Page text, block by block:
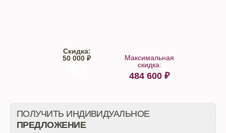
Скидка:
50 000 ₽
Максимальная
скидка:
484 600 ₽
ПОЛУЧИТЬ ИНДИВИДУАЛЬНОЕ
ПРЕДЛОЖЕНИЕ